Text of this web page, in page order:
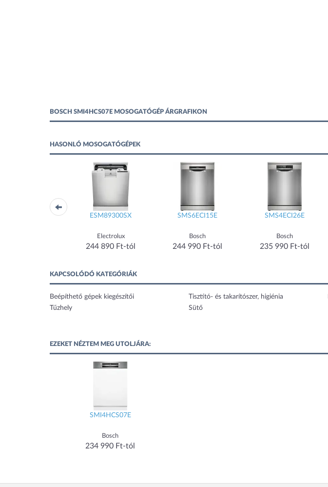
BOSCH SMI4HCS07E MOSOGATÓGÉP ÁRGRAFIKON
HASONLÓ MOSOGATÓGÉPEK
ESM89300SX
Electrolux
244 890 Ft-tól
SMS6ECI15E
Bosch
244 990 Ft-tól
SMS4ECI26E
Bosch
235 990 Ft-tól
KAPCSOLÓDÓ KATEGÓRIÁK
Beépíthető gépek kiegészítői Tisztító- és takarítószer, higiénia
Tűzhely
Sütő
EZEKET NÉZTEM MEG UTOLJÁRA:
SMI4HCS07E
Bosch
234 990 Ft-tól